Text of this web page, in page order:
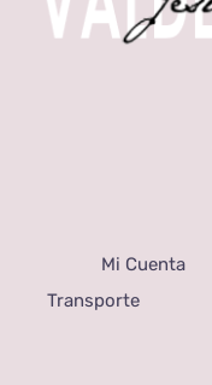
Mi Cuenta
Transporte